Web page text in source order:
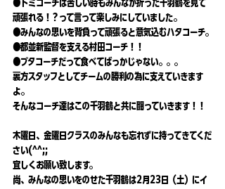
●トミコーチは苦しい時もみんなが折った千羽鶴を見て
頑張れる！？って言って楽しみにしていました。
●みんなの思いを背負って頑張ると意気込むハタコーチ。
●都並新監督を支える村田コーチ！！
●ブタコーチだって食べてばっかじゃない。。。
裏方スタッフとしてチームの勝利の為に支えていきます
よ。
そんなコーチ達はこの千羽鶴と共に闘っていきます！！
木曜日、金曜日クラスのみんなも忘れずに持ってきてくだ
さい(^^;;
宜しくお願い致します。
尚、みんなの思いをのせた千羽鶴は2月23日（土）にイ